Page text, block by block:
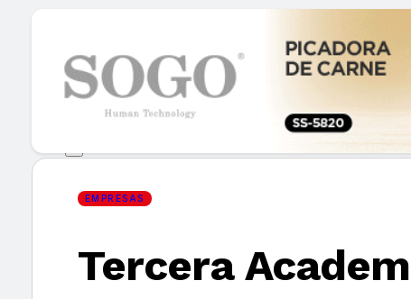
GUÍA DE COMPRA
NUEVOS PRODUCTOS
CONSEJOS TECH
MERCADOS Y TENDENCIAS
HEMEROTECA
EMPRESAS
Tercera